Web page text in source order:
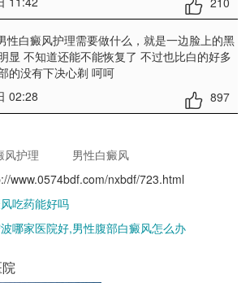
性白癜风护理需要做什么 ，就是一边脸上的黑
显 不知道还能不能恢复了 不过也比白的好多
的没有下决心剃 呵呵
02:28
897
风护理
男性白癜风
www.0574bdf.com/nxbdf/723.html
吃药能好吗
哪家医院好,男性腹部白癜风怎么办